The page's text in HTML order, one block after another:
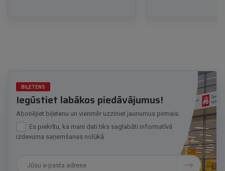
BIĻETENS
Iegūstiet labākos piedāvājumus!
Abonējiet biļetenu un vienmēr uzziniet jaunumus pirmais.
Es piekrītu, ka mani dati tiks saglabāti informatīvā
izdevuma saņemšanas nolūkā